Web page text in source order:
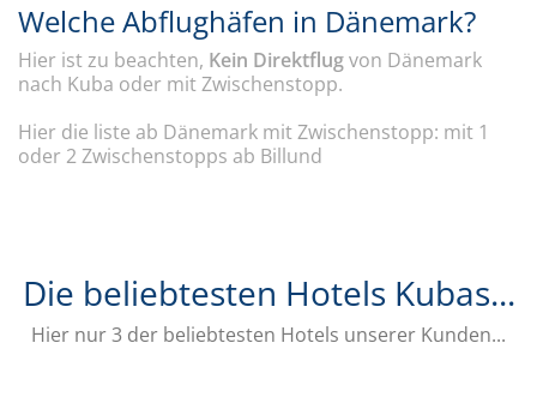
Welche Abflughäfen in Dänemark?
Hier ist zu beachten, Kein Direktflugvon Dänemark
nach Kuba oder mit Zwischenstopp.
Hier die liste ab Dänemark mit Zwischenstopp: mit 1
oder 2 Zwischenstopps ab Billund
Die beliebtesten Hotels Kubas...
Hier nur 3 der beliebtesten Hotels unserer Kunden...